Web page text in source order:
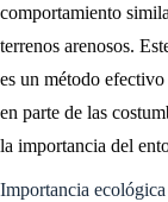
comportamiento
terrenos arenosos.
es un método
en parte de las
la importancia del
Importancia